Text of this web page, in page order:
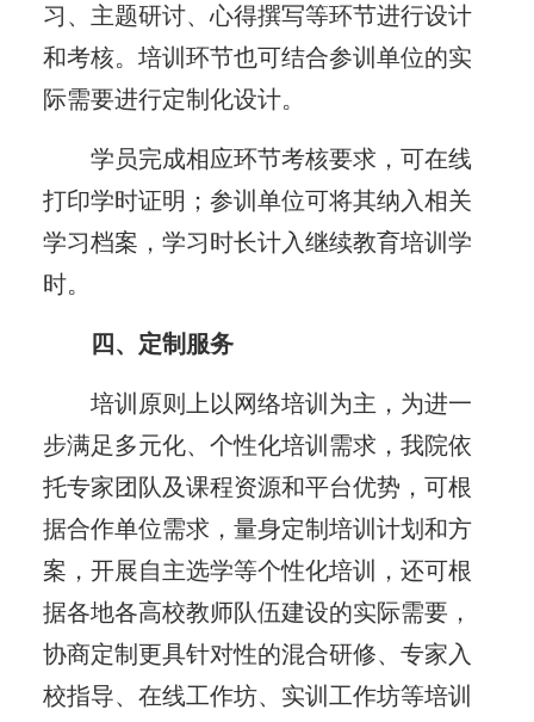
习、主题研讨、心得撰写等环节进行设计
和考核。培训环节也可结合参训单位的实
际需要进行定制化设计。
学员完成相应环节考核要求，可在线
打印学时证明；参训单位可将其纳入相关
学习档案，学习时长计入继续教育培训学
时。
四、定制服务
培训原则上以网络培训为主，为进一
步满足多元化、个性化培训需求，我院依
托专家团队及课程资源和平台优势，可根
据合作单位需求，量身定制培训计划和方
案，开展自主选学等个性化培训，还可根
据各地各高校教师队伍建设的实际需要，
协商定制更具针对性的混合研修、专家入
校指导、在线工作坊、实训工作坊等培训